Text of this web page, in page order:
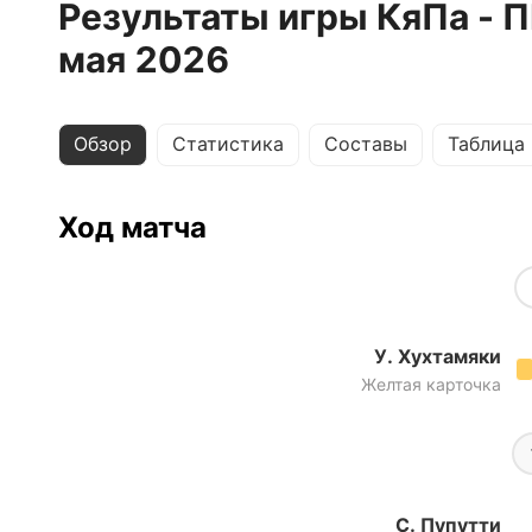
Результаты игры КяПа -
мая 2026
Обзор Статистика Составы Таблица
Ход матча
У. Хухтамяки
Желтая карточка
С. Пупутти